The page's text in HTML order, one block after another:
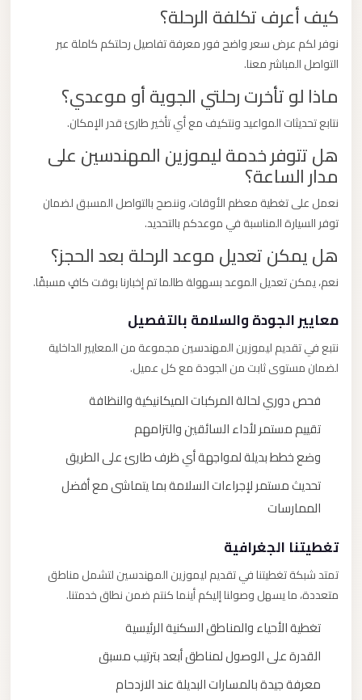
كيف أعرف تكلفة الرحلة؟
نوفر لكم عرض سعر واضح فور معرفة تفاصيل رحلتكم كاملة عبر
التواصل المباشر معنا.
ماذا لو تأخرت رحلتي الجوية أو موعدي؟
نتابع تحديثات المواعيد ونتكيف مع أي تأخير طارئ قدر الإمكان.
هل تتوفر خدمة ليموزين المهندسين على
مدار الساعة؟
نعمل على تغطية معظم الأوقات، وننصح بالتواصل المسبق لضمان
توفر السيارة المناسبة في موعدكم بالتحديد.
هل يمكن تعديل موعد الرحلة بعد الحجز؟
نعم، يمكن تعديل الموعد بسهولة طالما تم إخبارنا بوقت كافٍ مسبقًا.
معايير الجودة والسلامة بالتفصيل
نتبع في تقديم ليموزين المهندسين مجموعة من المعايير الداخلية
لضمان مستوى ثابت من الجودة مع كل عميل.
فحص دوري لحالة المركبات الميكانيكية والنظافة
تقييم مستمر لأداء السائقين والتزامهم
وضع خطط بديلة لمواجهة أي ظرف طارئ على الطريق
تحديث مستمر لإجراءات السلامة بما يتماشى مع أفضل
الممارسات
تغطيتنا الجغرافية
تمتد شبكة تغطيتنا في تقديم ليموزين المهندسين لتشمل مناطق
متعددة، ما يسهل وصولنا إليكم أينما كنتم ضمن نطاق خدمتنا.
تغطية الأحياء والمناطق السكنية الرئيسية
القدرة على الوصول لمناطق أبعد بترتيب مسبق
معرفة جيدة بالمسارات البديلة عند الازدحام